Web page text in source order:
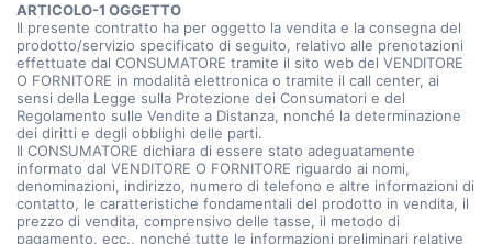
ARTICOLO-1 OGGETTO
Il presente contratto ha per oggetto la vendita e la consegna del
prodotto/servizio specificato di seguito, relativo alle prenotazioni
effettuate dal CONSUMATORE tramite il sito web del VENDITORE
O FORNITORE in modalità elettronica o tramite il call center, ai
sensi della Legge sulla Protezione dei Consumatori e del
Regolamento sulle Vendite a Distanza, nonché la determinazione
dei diritti e degli obblighi delle parti.
Il CONSUMATORE dichiara di essere stato adeguatamente
informato dal VENDITORE O FORNITORE riguardo ai nomi,
denominazioni, indirizzo, numero di telefono e altre informazioni di
contatto, le caratteristiche fondamentali del prodotto in vendita, il
prezzo di vendita, comprensivo delle tasse, il metodo di
pagamento, ecc., nonché tutte le informazioni preliminari relative